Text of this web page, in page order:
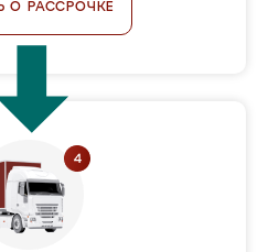
О РАССРОЧКЕ